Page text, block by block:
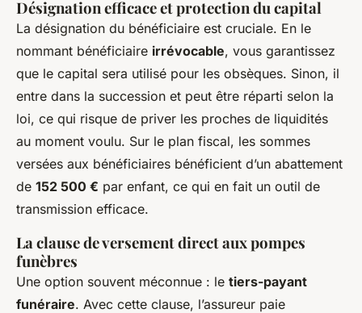
Désignation efficace et protection du capital
La désignation du bénéficiaire est cruciale. En le
nommant bénéficiaire irrévocable, vous garantissez
que le capital sera utilisé pour les obsèques. Sinon, il
entre dans la succession et peut être réparti selon la
loi, ce qui risque de priver les proches de liquidités
au moment voulu. Sur le plan fiscal, les sommes
versées aux bénéficiaires bénéficient d’un abattement
de 152 500 € par enfant, ce qui en fait un outil de
transmission efficace.
La clause de versement direct aux pompes
funèbres
Une option souvent méconnue : le tiers-payant
funéraire. Avec cette clause, l’assureur paie